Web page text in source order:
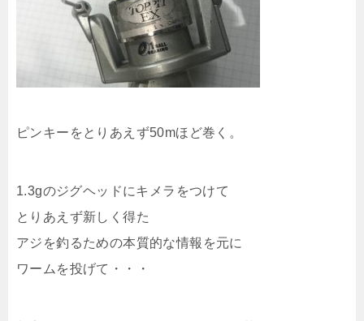
ピンキーをとりあえず50mほど巻く。
1.3gのジグヘッドにキメラをつけて
とりあえず新しく得た
アジを釣るための本質的な情報を元に
ワームを投げて・・・